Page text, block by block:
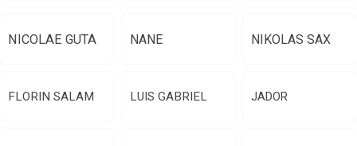
NICOLAE GUTA NANE NIKOLAS SAX
FLORIN SALAM LUIS GABRIEL JADOR